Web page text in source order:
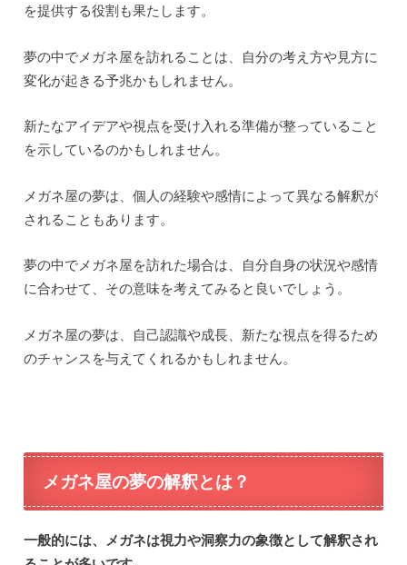
を提供する役割も果たします。
夢の中でメガネ屋を訪れることは、自分の考え方や見方に
変化が起きる予兆かもしれません。
新たなアイデアや視点を受け入れる準備が整っていること
を示しているのかもしれません。
メガネ屋の夢は、個人の経験や感情によって異なる解釈が
されることもあります。
夢の中でメガネ屋を訪れた場合は、自分自身の状況や感情
に合わせて、その意味を考えてみると良いでしょう。
メガネ屋の夢は、自己認識や成長、新たな視点を得るため
のチャンスを与えてくれるかもしれません。
メガネ屋の夢の解釈とは？
一般的には、メガネは視力や洞察力の象徴として解釈され